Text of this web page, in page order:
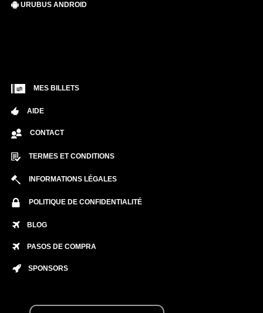
URUBUS ANDROID
MES BILLETS
AIDE
CONTACT
TERMES ET CONDITIONS
INFORMATIONS LÉGALES
POLITIQUE DE CONFIDENTIALITÉ
BLOG
PASOS DE COMPRA
SPONSORS